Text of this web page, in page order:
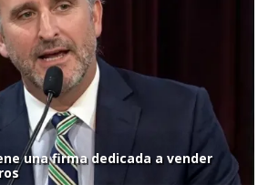
una firma dedicada a vender